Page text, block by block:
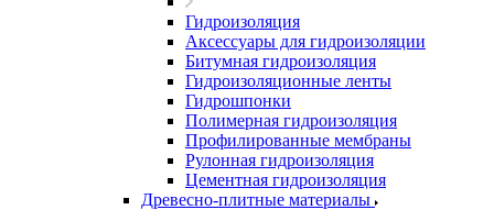
Гидроизоляция
Аксессуары для гидроизоляции
Битумная гидроизоляция
Гидроизоляционные ленты
Гидрошпонки
Полимерная гидроизоляция
Профилированные мембраны
Рулонная гидроизоляция
Цементная гидроизоляция
Древесно-плитные материалы